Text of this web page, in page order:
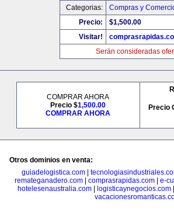
Categorias:
Compras y
Precio:
$1,500.00
Visitar!
Serán consideradas
COMPRAR AHORA
Precio $1,500.00
COMPRAR AHORA
Precio
Otros dominios en venta:
guiadelogistica.com|
remateganadero.com
comprasrapidas.com
e-
hotelesenaustralia.com| logisticaynegocios.com